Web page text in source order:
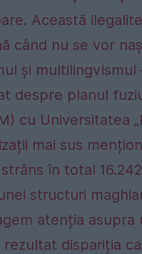
Această
când nu se vor
și
despre planul
cu Universitatea
mai sus
în total
structuri
atenția
rezultat dispariția